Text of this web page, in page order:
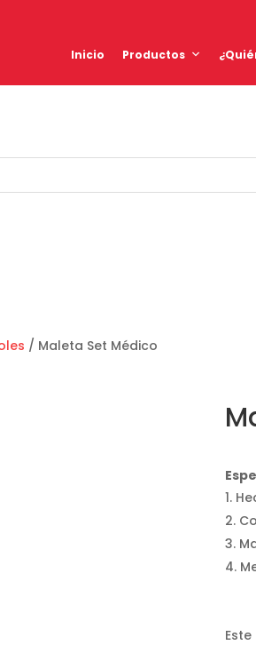
Inicio Productos
/ Maleta Set Médico